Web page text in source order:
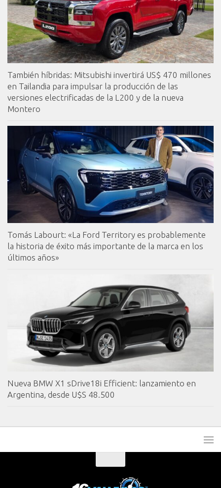
También híbridas: Mitsubishi invertirá US$ 470 millones
en Tailandia para impulsar la producción de las
versiones electrificadas de la L200 y de la nueva
Montero
Tomás Labourt: «La Ford Territory es probablemente
la historia de éxito más importante de la marca en los
últimos años»
Nueva BMW X1 sDrive18i Efficient: lanzamiento en
Argentina, desde U$S 48.500